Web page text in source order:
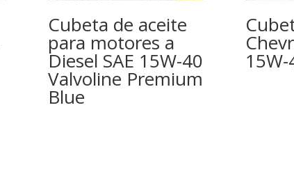
Cubeta de aceite
para motores a
Diesel SAE 15W-40
Valvoline Premium
Blue
15W-